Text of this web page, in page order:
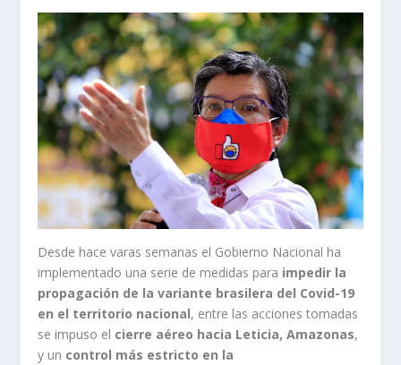
Desde hace varas semanas el Gobierno Nacional ha
implementado una serie de medidas para impedir la
propagación de la variante brasilera del Covid-19
en el territorio nacional, entre las acciones tomadas
se impuso el cierre aéreo hacia Leticia, Amazonas,
y un control más estricto en la